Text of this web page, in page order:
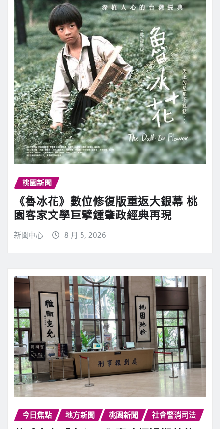
桃園新聞
《魯冰花》數位修復版重返大銀幕 桃
園客家文學巨擘鍾肇政經典再現
新聞中心 8 月 5, 2026
今日焦點 地方新聞 桃園新聞 社會警消司法